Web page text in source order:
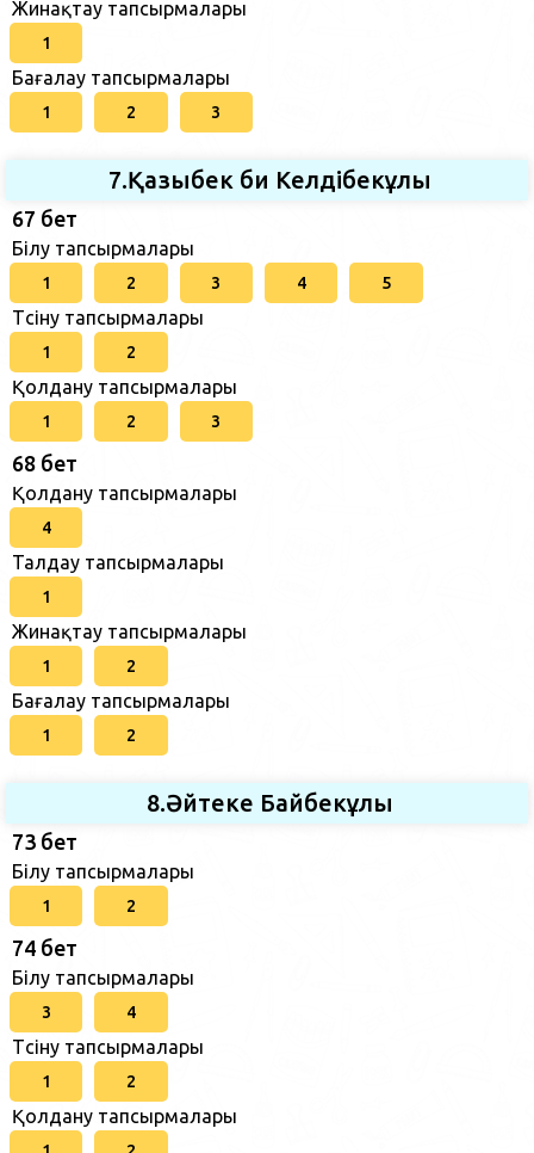
Жинақтау тапсырмалары
1
Бағалау тапсырмалары
1 2 3
7.Қазыбек би Келдібекұлы
67 бет
Білу тапсырмалары
1 2 3 4 5
Түсіну тапсырмалары
1 2
Қолдану тапсырмалары
1 2 3
68 бет
Қолдану тапсырмалары
4
Талдау тапсырмалары
1
Жинақтау тапсырмалары
1 2
Бағалау тапсырмалары
1 2
8.Әйтеке Байбекұлы
73 бет
Білу тапсырмалары
1 2
74 бет
Білу тапсырмалары
3 4
Түсіну тапсырмалары
1 2
Қолдану тапсырмалары